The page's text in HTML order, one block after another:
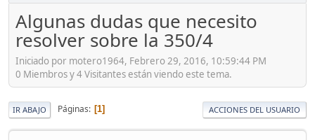
Algunas dudas que necesito
resolver sobre la 350/4
Iniciado por motero1964, Febrero 29, 2016, 10:59:44 PM
0 Miembros y 4 Visitantes están viendo este tema.
IR ABAJO Páginas 1 ACCIONES DEL USUARIO